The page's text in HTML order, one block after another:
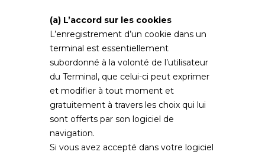
(a) L’accord sur les cookies
L’enregistrement d’un cookie dans un
terminal est essentiellement
subordonné à la volonté de l’utilisateur
du Terminal, que celui-ci peut exprimer
et modifier à tout moment et
gratuitement à travers les choix qui lui
sont offerts par son logiciel de
navigation.
Si vous avez accepté dans votre logiciel